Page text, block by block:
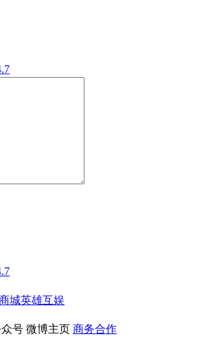
城英雄互娱
号 微博主页 商务合作